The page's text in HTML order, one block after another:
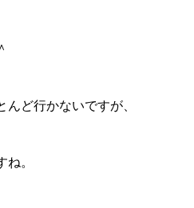
ど行かないですが、
。